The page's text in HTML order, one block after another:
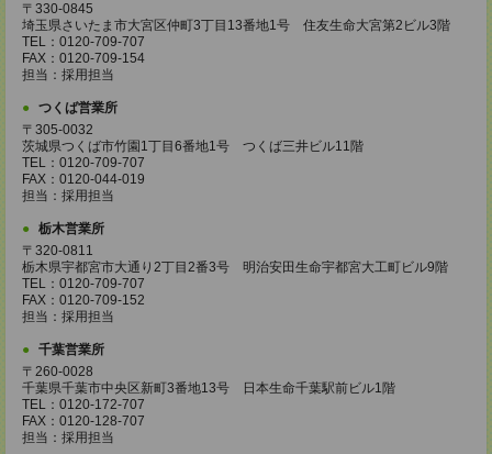
〒330-0845
埼玉県さいたま市大宮区仲町3丁目13番地1号 住友生命大宮第2ビル3階
TEL：0120-709-707
FAX：0120-709-154
担当：採用担当
つくば営業所
〒305-0032
茨城県つくば市竹園1丁目6番地1号 つくば三井ビル11階
TEL：0120-709-707
FAX：0120-044-019
担当：採用担当
栃木営業所
〒320-0811
栃木県宇都宮市大通り2丁目2番3号 明治安田生命宇都宮大工町ビル9階
TEL：0120-709-707
FAX：0120-709-152
担当：採用担当
千葉営業所
〒260-0028
千葉県千葉市中央区新町3番地13号 日本生命千葉駅前ビル1階
TEL：0120-172-707
FAX：0120-128-707
担当：採用担当